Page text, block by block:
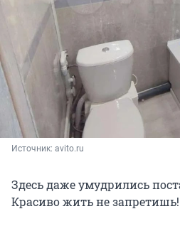
Источник: avito.ru
Здесь даже умудрились
Красиво жить не запретишь!